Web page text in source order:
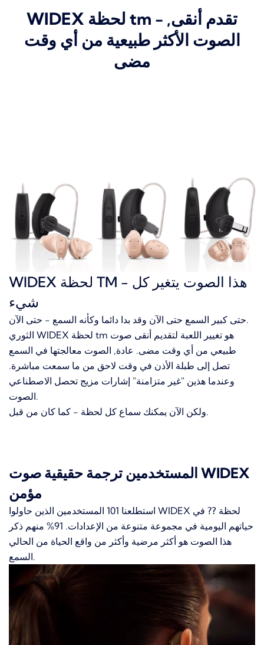
WIDEX لحظة tm - تقدم أنقى,
الصوت الأكثر طبيعية من أي وقت
مضى
WIDEX لحظة TM - هذا الصوت يتغير كل
شيء
حتى كبير السمع حتى الآن وقد بدا دائما وكأنه السمع - حتى الآن.
الثوري WIDEX لحظة tm هو تغيير اللعبة لتقديم أنقى صوت
طبيعي من أي وقت مضى. عادة, الصوت معالجتها في السمع
تصل إلى طبلة الأذن في وقت لاحق من ما سمعت مباشرة.
وعندما هذين "غير متزامنة" إشارات مزيج تحصل الاصطناعي
الصوت.
ولكن الآن يمكنك سماع كل لحظة - كما كان من قبل.
المستخدمين ترجمة حقيقية صوت WIDEX
مؤمن
استطلعنا 101 المستخدمين الذين حاولوا WIDEX لحظة ⁇ في
حياتهم اليومية في مجموعة متنوعة من الإعدادات. 91% منهم ذكر
هذا الصوت هو أكثر مرضية وأكثر من واقع الحياة من الحالي
السمع.